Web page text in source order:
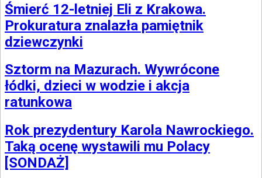
Śmierć 12-letniej Eli z Krakowa.
Prokuratura znalazła pamiętnik
dziewczynki
Sztorm na Mazurach. Wywrócone
łódki, dzieci w wodzie i akcja
ratunkowa
Rok prezydentury Karola Nawrockiego.
Taką ocenę wystawili mu Polacy
[SONDAŻ]